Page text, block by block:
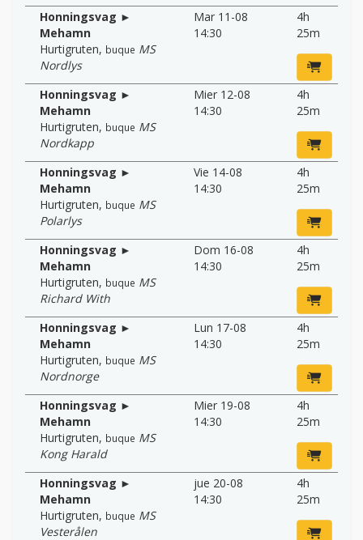
Honningsvag ►
Mehamn
Hurtigruten, buque MS
Nordlys
Mar 11-08
14:30
4h
25m
Honningsvag ►
Mehamn
Hurtigruten, buque MS
Nordkapp
Mier 12-08
14:30
4h
25m
Honningsvag ►
Mehamn
Hurtigruten, buque MS
Polarlys
Vie 14-08
14:30
4h
25m
Honningsvag ►
Mehamn
Hurtigruten, buque MS
Richard With
Dom 16-08
14:30
4h
25m
Honningsvag ►
Mehamn
Hurtigruten, buque MS
Nordnorge
Lun 17-08
14:30
4h
25m
Honningsvag ►
Mehamn
Hurtigruten, buque MS
Kong Harald
Mier 19-08
14:30
4h
25m
Honningsvag ►
Mehamn
Hurtigruten, buque MS
Vesterålen
jue 20-08
14:30
4h
25m